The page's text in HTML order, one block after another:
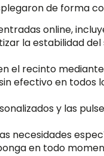
de forma
online,
la estabilidad
el recinto
efectivo en todos
y las
necesidades
en todo